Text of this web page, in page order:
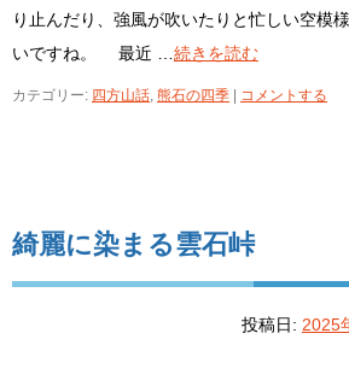
り止んだり、強風が吹いたりと忙しい空模
いですね。 最近 … 続きを読む
カテゴリー: 四方山話, 熊石の四季 コメントする
綺麗に染まる雲石峠
投稿日: 2025